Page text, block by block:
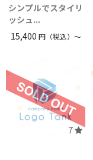
シンプルでスタイリ
ッシュ...
15,400 円（税込）〜
7